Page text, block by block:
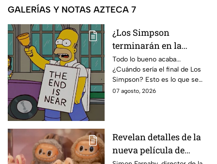
GALERÍAS Y NOTAS AZTECA 7
¿Los Simpson
terminarán en la
temporada 40? Actriz
de Bart Simpson da
IMPACTANTE
declaración
Todo lo bueno acaba...
¿Cuándo sería el final de Los
Simpson? Esto es lo que se
sabe:
07 agosto, 2026
Revelan detalles de la
nueva película de